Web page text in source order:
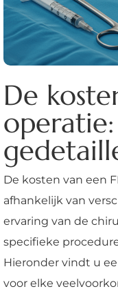
De
De kosten van een
afhankelijk van
ervaring van de
specifieke
Hieronder vindt u
voor elke